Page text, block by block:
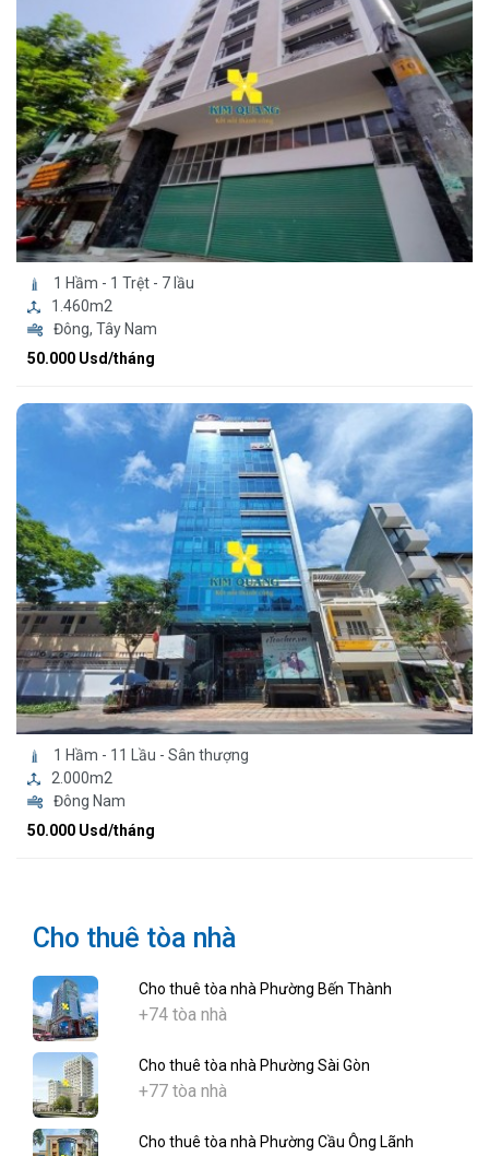
1 Hầm - 1 Trệt - 7 lầu
1.460m2
Đông, Tây Nam
50.000 Usd/tháng
1 Hầm - 11 Lầu - Sân thượng
2.000m2
Đông Nam
50.000 Usd/tháng
Cho thuê tòa nhà
Cho thuê tòa nhà Phường Bến Thành
+74 tòa nhà
Cho thuê tòa nhà Phường Sài Gòn
+77 tòa nhà
Cho thuê tòa nhà Phường Cầu Ông Lãnh